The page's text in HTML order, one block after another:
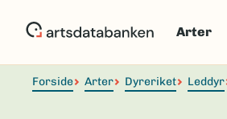
Arter
Forside Arter Dyreriket Leddyr